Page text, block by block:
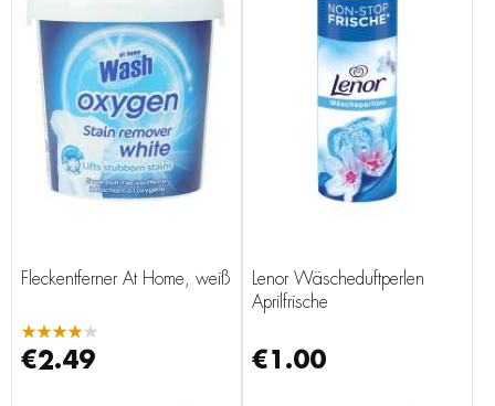
Fleckentferner At Home, weiß
★★★★★
€2.49
Lenor Wäscheduftperlen
Aprilfrische
€1.00